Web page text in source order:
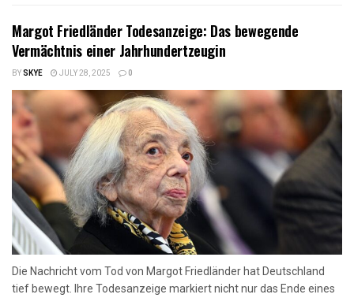
Margot Friedländer Todesanzeige: Das bewegende
Vermächtnis einer Jahrhundertzeugin
BYSKYE JULY 28, 2025 0
Die Nachricht vom Tod von Margot Friedländer hat Deutschland
tief bewegt. Ihre Todesanzeige markiert nicht nur das Ende eines